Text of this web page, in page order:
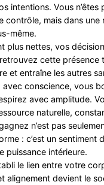
intentions. Vous n’êtes
contrôle, mais dans une
même.
plus nettes, vos
cette présence
et entraîne les autres
avec conscience, vous
avec amplitude.
naturelle,
n’est pas
: c’est un sentiment
puissance intérieure.
le lien entre votre
alignement devient le